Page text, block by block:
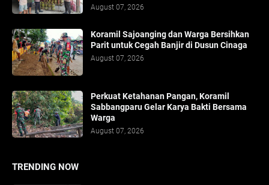
August 07, 2026
Koramil Sajoanging dan Warga Bersihkan
Parit untuk Cegah Banjir di Dusun Cinaga
August 07, 2026
Perkuat Ketahanan Pangan, Koramil
Sabbangparu Gelar Karya Bakti Bersama
Warga
August 07, 2026
TRENDING NOW